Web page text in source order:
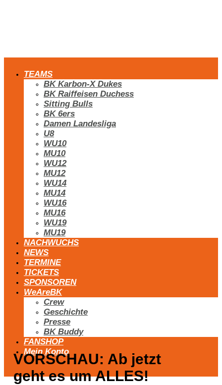
TEAMS
BK Karbon-X Dukes
BK Raiffeisen Duchess
Sitting Bulls
BK 6ers
Damen Landesliga
U8
WU10
MU10
WU12
MU12
WU14
MU14
WU16
MU16
WU19
MU19
NACHWUCHS
NEWS
TERMINE
TICKETS
SPONSOREN
WeAreBK
Crew
Geschichte
Presse
BK Buddy
FANSHOP
Mein Konto
VORSCHAU: Ab jetzt
geht es um ALLES!